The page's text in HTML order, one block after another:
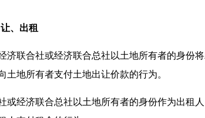
、出租
合社或经济联合总社以土地所有者的身份将
地所有者支付土地出让价款的行为。
经济联合总社以土地所有者的身份作为出租